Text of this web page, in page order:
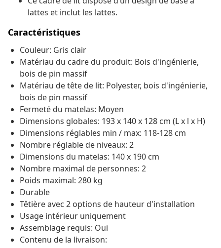
lattes et inclut les lattes.
Caractéristiques
Couleur: Gris clair
Matériau du cadre du produit: Bois d'ingénierie,
bois de pin massif
Matériau de tête de lit: Polyester, bois d'ingénierie,
bois de pin massif
Fermeté du matelas: Moyen
Dimensions globales: 193 x 140 x 128 cm (L x l x H)
Dimensions réglables min / max: 118-128 cm
Nombre réglable de niveaux: 2
Dimensions du matelas: 140 x 190 cm
Nombre maximal de personnes: 2
Poids maximal: 280 kg
Durable
Têtière avec 2 options de hauteur d'installation
Usage intérieur uniquement
Assemblage requis: Oui
Contenu de la livraison: